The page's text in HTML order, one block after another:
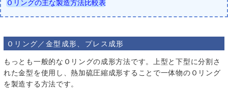
Ｏリング／金型成形、プレス成形
もっとも一般的なＯリングの成形方法です。上型と下型に分割さ
れた金型を使用し、熱加硫圧縮成形することで一体物のＯリング
を製造する方法です。